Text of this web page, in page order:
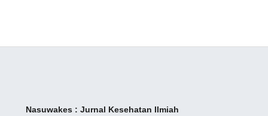
Nasuwakes : Jurnal Kesehatan Ilmiah